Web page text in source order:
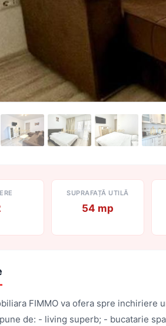
SUPRAFAȚĂ UTILĂ
54 mp
FIMMO va ofera spre inchiriere
de: - living superb; - bucatarie